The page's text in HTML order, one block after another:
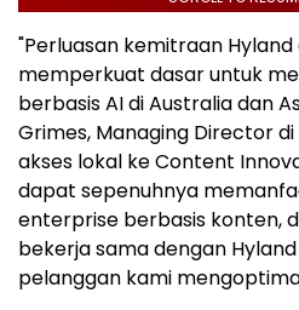
"Perluasan kemitraan Hyland
memperkuat dasar untuk
berbasis AI di Australia dan
Grimes, Managing Director di
akses lokal ke Content
dapat sepenuhnya
enterprise berbasis konten,
bekerja sama dengan
pelanggan kami